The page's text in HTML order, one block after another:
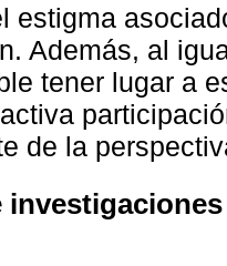
estigma
Además, al
tener lugar a
de la